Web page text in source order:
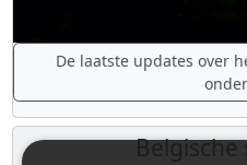
De laatste updates over
Belgische